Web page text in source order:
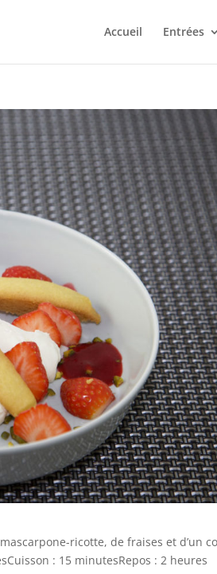
Accueil Entrées
ricotte, de fraises et d’un
: 15 minutesRepos : 2 heures